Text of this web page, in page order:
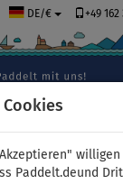
Paddelt.deund
DE/€ +49